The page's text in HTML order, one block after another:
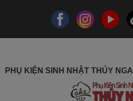
PHỤ KIỆN SINH NHẬT THÚY NGA